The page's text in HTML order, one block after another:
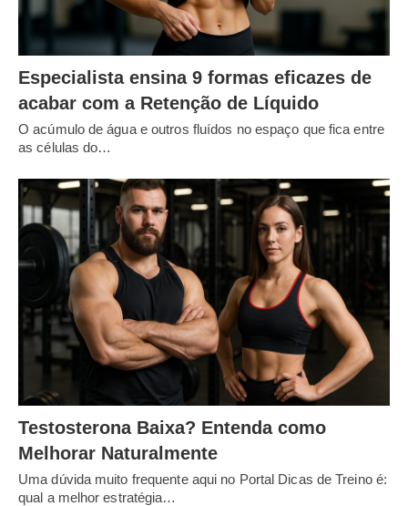
Especialista ensina 9 formas eficazes de
acabar com a Retenção de Líquido
O acúmulo de água e outros fluídos no espaço que fica entre
as células do…
Testosterona Baixa? Entenda como
Melhorar Naturalmente
Uma dúvida muito frequente aqui no Portal Dicas de Treino é:
qual a melhor estratégia…